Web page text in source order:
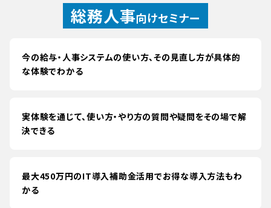
総務人事向けセミナー
今の給与・人事システムの使い方、その見直し方が具体的
な体験でわかる
実体験を通じて、使い方・やり方の質問や疑問をその場で解
決できる
最大450万円のIT導入補助金活用でお得な導入方法もわ
かる